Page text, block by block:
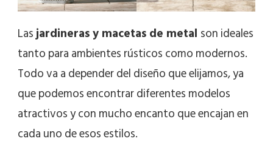
Lasjardineras y macetas de metal son ideales
tanto para ambientes rústicos como modernos.
Todo va a depender del diseño que elijamos, ya
que podemos encontrar diferentes modelos
atractivos y con mucho encanto que encajan en
cada uno de esos estilos.